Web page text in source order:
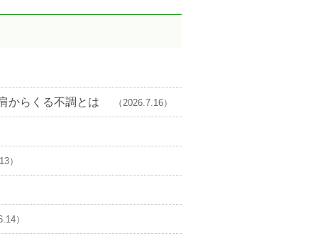
からくる不調とは （2026.7.16）
）
）